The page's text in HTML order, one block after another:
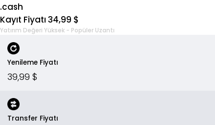
.cash
Kayıt Fiyatı 34,99 $
Yatırım Değeri Yüksek - Popüler Uzantı
Yenileme Fiyatı
39,99 $
Transfer Fiyatı